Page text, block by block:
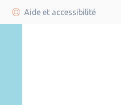
Aide et accessibilité